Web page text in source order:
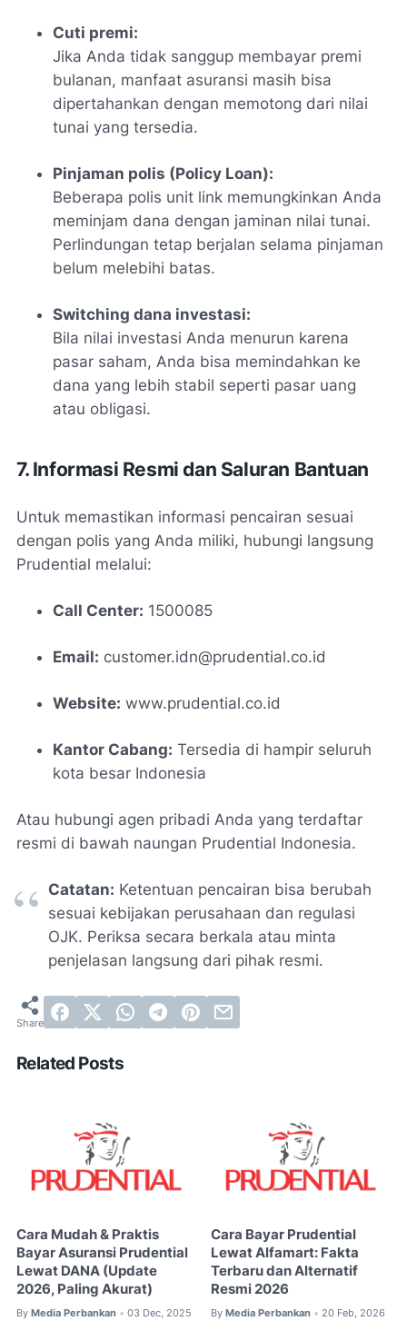
Cuti premi:
Jika Anda tidak sanggup membayar premi
bulanan, manfaat asuransi masih bisa
dipertahankan dengan memotong dari nilai
tunai yang tersedia.
Pinjaman polis (Policy Loan):
Beberapa polis unit link memungkinkan Anda
meminjam dana dengan jaminan nilai tunai.
Perlindungan tetap berjalan selama pinjaman
belum melebihi batas.
Switching dana investasi:
Bila nilai investasi Anda menurun karena
pasar saham, Anda bisa memindahkan ke
dana yang lebih stabil seperti pasar uang
atau obligasi.
7. Informasi Resmi dan Saluran Bantuan
Untuk memastikan informasi pencairan sesuai
dengan polis yang Anda miliki, hubungi langsung
Prudential melalui:
Call Center: 1500085
Email: customer.idn@prudential.co.id
Website: www.prudential.co.id
Kantor Cabang: Tersedia di hampir seluruh
kota besar Indonesia
Atau hubungi agen pribadi Anda yang terdaftar
resmi di bawah naungan Prudential Indonesia.
Catatan: Ketentuan pencairan bisa berubah
sesuai kebijakan perusahaan dan regulasi
OJK. Periksa secara berkala atau minta
penjelasan langsung dari pihak resmi.
Related Posts
Cara Mudah & Praktis
Bayar Asuransi Prudential
Lewat DANA (Update
2026, Paling Akurat)
By Media Perbankan • 03 Dec, 2025
Cara Bayar Prudential
Lewat Alfamart: Fakta
Terbaru dan Alternatif
Resmi 2026
By Media Perbankan • 20 Feb, 2026